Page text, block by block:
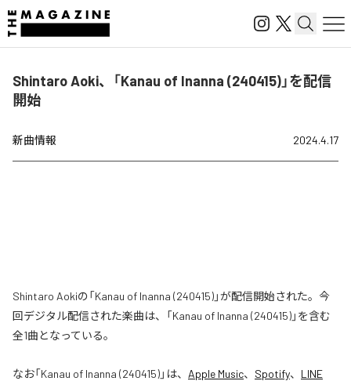
Shintaro Aoki、「Kanau of Inanna (240415)」を配信
開始
新曲情報 2024.4.17
Shintaro Aokiの「Kanau of Inanna (240415)」が配信開始された。今
回デジタル配信された楽曲は、「Kanau of Inanna (240415)」を含む
全1曲となっている。
なお「Kanau of Inanna (240415)」は、 Apple Music、 Spotify、 LINE